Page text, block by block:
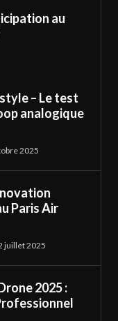
au
– Le test
analogique
2025
Paris Air
juillet 2025
2025 :